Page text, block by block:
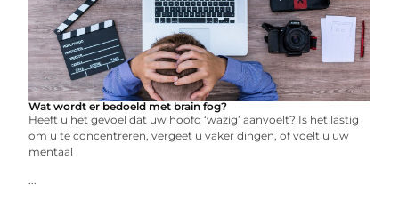
Wat wordt er bedoeld met brain fog?
Heeft u het gevoel dat uw hoofd ‘wazig’ aanvoelt? Is het lastig
om u te concentreren, vergeet u vaker dingen, of voelt u uw
mentaal
...